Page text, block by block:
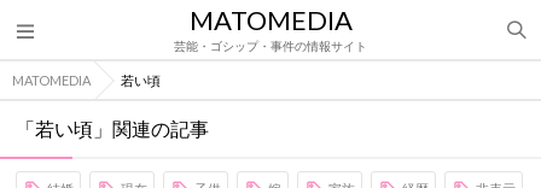
MATOMEDIA
芸能・ゴシップ・事件の情報サイト
MATOMEDIA 若い頃
「若い頃」関連の記事